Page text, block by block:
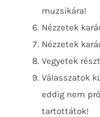
muzsikára!
Nézzetek
Nézzetek
Vegyetek
Válasszatok
eddig nem
tartottátok!